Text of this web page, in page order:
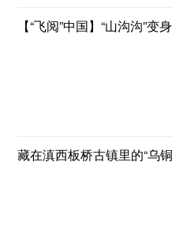
【“飞阅”中国】“山沟沟”
藏在滇西板桥古镇里的“乌